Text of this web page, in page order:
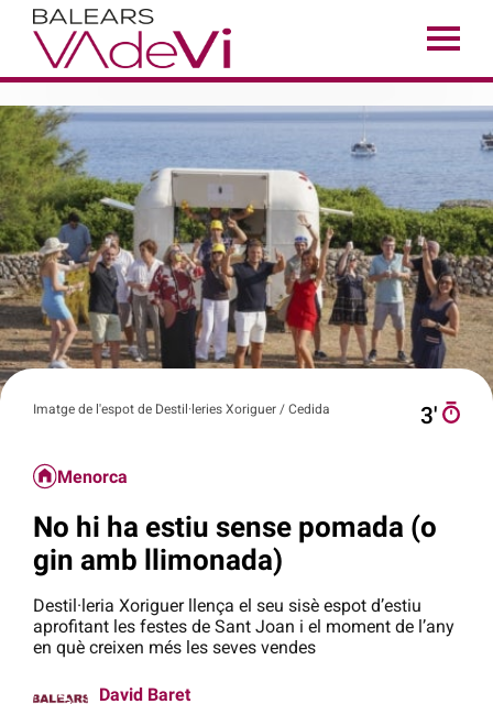
Imatge de l'espot de Destil·leries Xoriguer / Cedida 3′
Menorca
No hi ha estiu sense pomada (o
gin amb llimonada)
Destil·leria Xoriguer llença el seu sisè espot d’estiu
aprofitant les festes de Sant Joan i el moment de l’any
en què creixen més les seves vendes
David Baret